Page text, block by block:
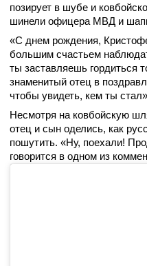
позирует в шубе и
шинели офицера МВД и
«С днем рождения,
большим счастьем
ты заставляешь гордиться
знаменитый отец в
чтобы увидеть, кем ты
Несмотря на ковбойскую
отец и сын оделись, как
пошутить. «Ну, поехали!
говорится в одном из